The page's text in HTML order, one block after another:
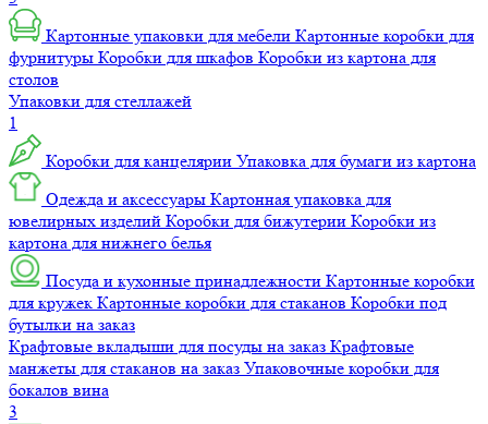
Картонные упаковки для мебели Картонные коробки для
фурнитуры Коробки для шкафов Коробки из картона для
столов
Упаковки для стеллажей
1
Коробки для канцелярии Упаковка для бумаги из картона
Одежда и аксессуары Картонная упаковка для
ювелирных изделий Коробки для бижутерии Коробки из
картона для нижнего белья
Посуда и кухонные принадлежности Картонные коробки
для кружек Картонные коробки для стаканов Коробки под
бутылки на заказ
Крафтовые вкладыши для посуды на заказ Крафтовые
манжеты для стаканов на заказ Упаковочные коробки для
бокалов вина
3